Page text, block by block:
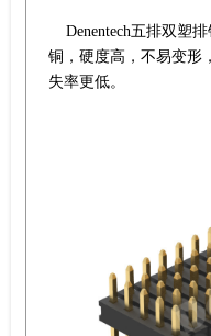
Denentech五排双塑
铜，硬度高，不易变形
失率更低。